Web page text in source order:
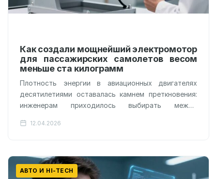
Как создали мощнейший электромотор
для пассажирских самолетов весом
меньше ста килограмм
Плотность энергии в авиационных двигателях
десятилетиями оставалась камнем преткновения:
инженерам приходилось выбирать между
Ситуация изменилась, когда специалисты
12.04.2026
АВТО И HI-TECH